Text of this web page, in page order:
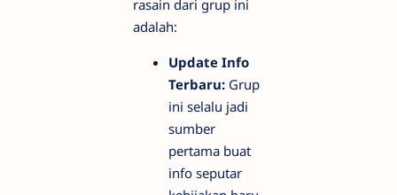
rasain dari grup ini
adalah:
Update Info
Terbaru: Grup
ini selalu jadi
sumber
pertama buat
info seputar